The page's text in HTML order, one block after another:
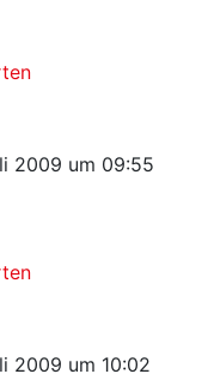
2009 um 09:55
2009 um 10:02